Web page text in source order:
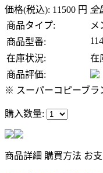
価格(税込): 11500 円 全
商品タイプ:
メ
商品型番:
在庫状況:
在
商品評価:
※ スーパーコピーブラ
購入数量:
商品詳細 購買方法 お